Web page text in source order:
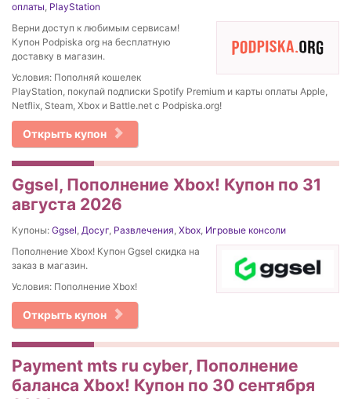
оплаты, PlayStation
Верни доступ к любимым сервисам!
Купон Podpiska org на бесплатную
доставку в магазин.
Условия: Пополняй кошелек
PlayStation, покупай подписки Spotify Premium и карты оплаты Apple,
Netflix, Steam, Xbox и Battle.net с Podpiska.org!
Открыть купон
Ggsel, Пополнение Xbox! Купон по 31
августа 2026
Купоны: Ggsel, Досуг, Развлечения, Xbox, Игровые консоли
Пополнение Xbox! Купон Ggsel скидка на
заказ в магазин.
Условия: Пополнение Xbox!
Открыть купон
Payment mts ru cyber, Пополнение
баланса Xbox! Купон по 30 сентября